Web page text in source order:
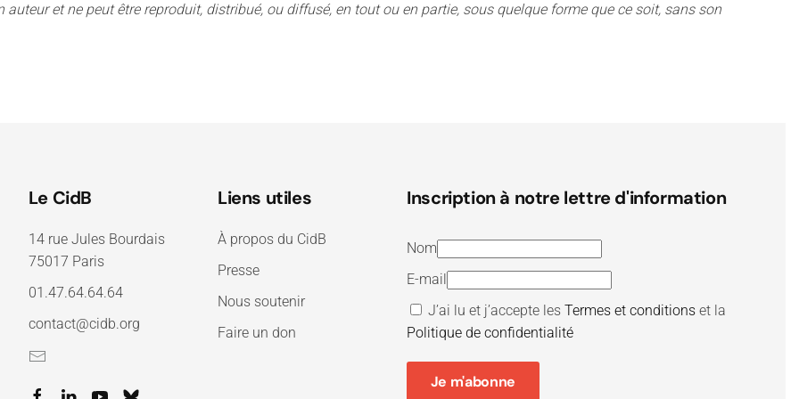
et ne peut être reproduit, distribué, ou diffusé, en tout ou en partie, sous quelque forme que ce soit, sans son
Le CidB
14 rue Jules Bourdais
75017 Paris
01.47.64.64.64
contact@cidb.org
Liens utiles
À propos du CidB
Presse
Nous soutenir
Faire un don
Inscription à notre lettre d'information
Nom
E-mail
J’ai lu et j’accepte lesTermes et conditions et la
Politique de confidentialité
Je m'abonne